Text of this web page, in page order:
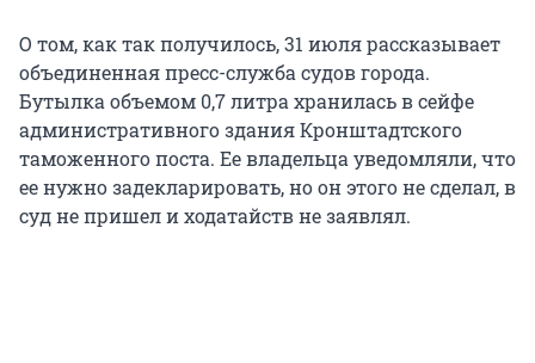
О том, как так получилось, 31 июля рассказывает
объединенная пресс-служба судов города.
Бутылка объемом 0,7 литра хранилась в сейфе
административного здания Кронштадтского
таможенного поста. Ее владельца уведомляли, что
ее нужно задекларировать, но он этого не сделал, в
суд не пришел и ходатайств не заявлял.